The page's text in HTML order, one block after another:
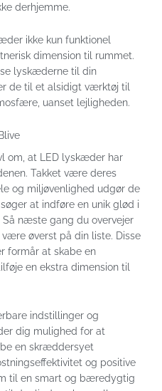
derhjemme.
ikke kun funktionel
dimension til rummet.
lyskæderne til din
de til et alsidigt værktøj til
uanset lejligheden.
om, at LED lyskæder har
Takket være deres
og miljøvenlighed udgør de
at indføre en unik glød i
næste gang du overvejer
øverst på din liste. Disse
formår at skabe en
en ekstra dimension til
indstillinger og
dig mulighed for at
en skræddersyet
og positive
til en smart og bæredygtig